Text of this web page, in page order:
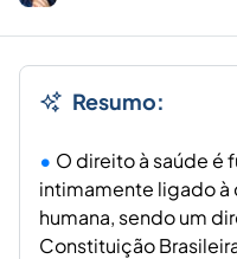
Resumo:
O direito à saúde é
intimamente ligado
humana, sendo um
Constituição